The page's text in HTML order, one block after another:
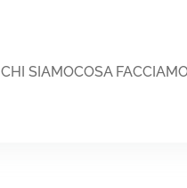
CHI SIAMOCOSA